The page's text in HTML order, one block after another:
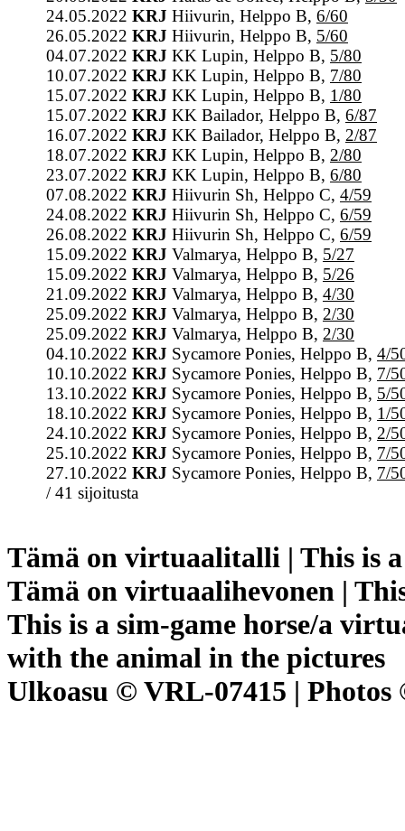
24.05.2022 KRJ Hiivurin, Helppo B, 6/60
26.05.2022 KRJ Hiivurin, Helppo B, 5/60
04.07.2022 KRJ KK Lupin, Helppo B, 5/80
10.07.2022 KRJ KK Lupin, Helppo B, 7/80
15.07.2022 KRJ KK Lupin, Helppo B, 1/80
15.07.2022 KRJ KK Bailador, Helppo B, 6/87
16.07.2022 KRJ KK Bailador, Helppo B, 2/87
18.07.2022 KRJ KK Lupin, Helppo B, 2/80
23.07.2022 KRJ KK Lupin, Helppo B, 6/80
07.08.2022 KRJ Hiivurin Sh, Helppo C, 4/59
24.08.2022 KRJ Hiivurin Sh, Helppo C, 6/59
26.08.2022 KRJ Hiivurin Sh, Helppo C, 6/59
15.09.2022 KRJ Valmarya, Helppo B, 5/27
15.09.2022 KRJ Valmarya, Helppo B, 5/26
21.09.2022 KRJ Valmarya, Helppo B, 4/30
25.09.2022 KRJ Valmarya, Helppo B, 2/30
25.09.2022 KRJ Valmarya, Helppo B, 2/30
04.10.2022 KRJ Sycamore Ponies, Helppo B, 4/
10.10.2022 KRJ Sycamore Ponies, Helppo B, 7/
13.10.2022 KRJ Sycamore Ponies, Helppo B, 5/
18.10.2022 KRJ Sycamore Ponies, Helppo B, 1/
24.10.2022 KRJ Sycamore Ponies, Helppo B, 2/
25.10.2022 KRJ Sycamore Ponies, Helppo B, 7/
27.10.2022 KRJ Sycamore Ponies, Helppo B, 7/
/ 41 sijoitusta
Tämä on virtuaalitalli | This is a
Tämä on virtuaalihevonen |
This is a sim-game horse/a
with the animal in the pictures
Ulkoasu © VRL-07415 |